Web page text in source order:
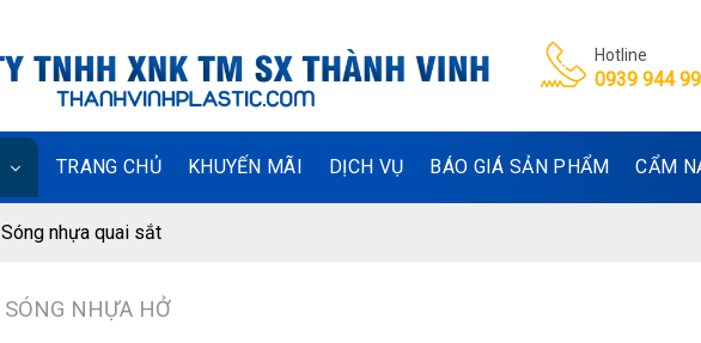
Hotline
0939 944
TRANG CHỦ KHUYẾN MÃI DỊCH VỤ BÁO GIÁ SẢN PHẨM CẨM
Sóng nhựa quai sắt
SÓNG NHỰA HỞ